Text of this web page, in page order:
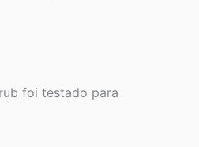
foi testado para